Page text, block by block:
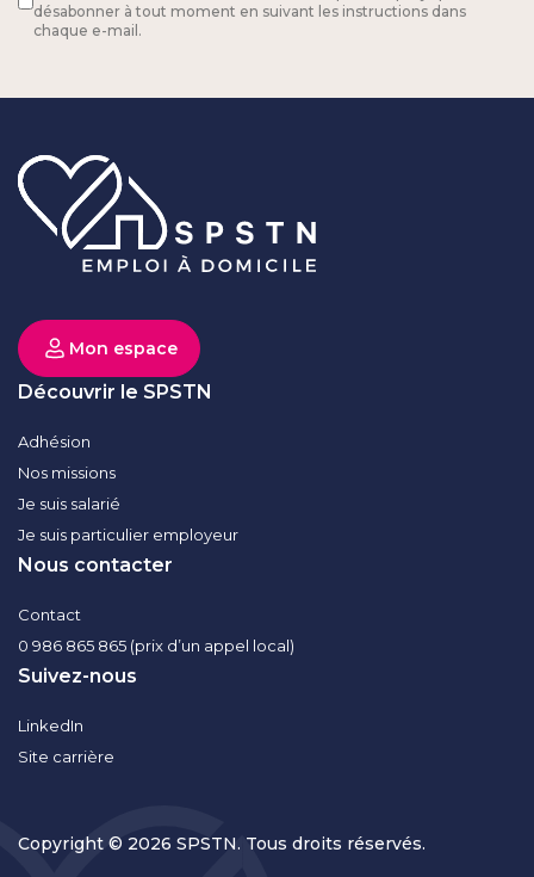
désabonner à tout moment en suivant les instructions dans
chaque e-mail.
Mon espace
Découvrir le SPSTN
Adhésion
Nos missions
Je suis salarié
Je suis particulier employeur
Nous contacter
Contact
0 986 865 865 (prix d’un appel local)
Suivez-nous
LinkedIn
Site carrière
Copyright © 2026 SPSTN. Tous droits réservés.